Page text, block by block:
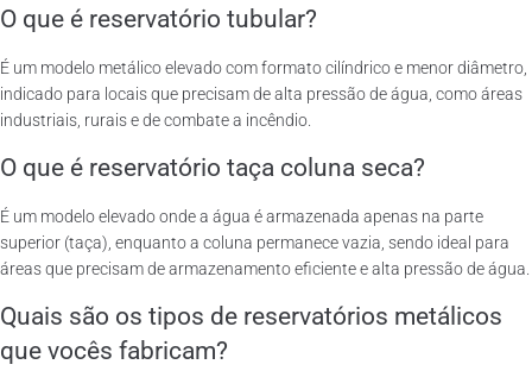
O que é reservatório tubular?
É um modelo metálico elevado com formato cilíndrico e menor diâmetro,
indicado para locais que precisam de alta pressão de água, como áreas
industriais, rurais e de combate a incêndio.
O que é reservatório taça coluna seca?
É um modelo elevado onde a água é armazenada apenas na parte
superior (taça), enquanto a coluna permanece vazia, sendo ideal para
áreas que precisam de armazenamento eficiente e alta pressão de água.
Quais são os tipos de reservatórios metálicos
que vocês fabricam?